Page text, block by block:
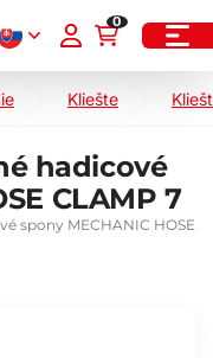
0
Kliešte
hadicové
CLAMP 7
spony MECHANIC HOSE